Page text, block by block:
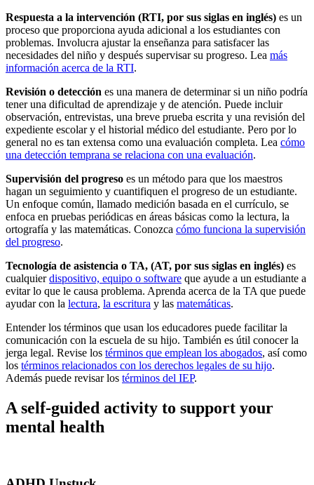
Respuesta a la intervención (RTI, por sus siglas en inglés) es un
proceso que proporciona ayuda adicional a los estudiantes con
problemas. Involucra ajustar la enseñanza para satisfacer las
necesidades del niño y después supervisar su progreso. Lea más
información acerca de la RTI.
Revisión o detección es una manera de determinar si un niño podría
tener una dificultad de aprendizaje y de atención. Puede incluir
observación, entrevistas, una breve prueba escrita y una revisión del
expediente escolar y el historial médico del estudiante. Pero por lo
general no es tan extensa como una evaluación completa. Lea cómo
una detección temprana se relaciona con una evaluación.
Supervisión del progreso es un método para que los maestros
hagan un seguimiento y cuantifiquen el progreso de un estudiante.
Un enfoque común, llamado medición basada en el currículo, se
enfoca en pruebas periódicas en áreas básicas como la lectura, la
ortografía y las matemáticas. Conozca cómo funciona la supervisión
del progreso.
Tecnología de asistencia o TA, (AT, por sus siglas en inglés) es
cualquierdispositivo, equipo o software que ayude a un estudiante a
evitar lo que le causa problema. Aprenda acerca de la TA que puede
ayudar con la lectura, la escritura y las matemáticas.
Entender los términos que usan los educadores puede facilitar la
comunicación con la escuela de su hijo. También es útil conocer la
jerga legal. Revise los términos que emplean los abogados, así como
los términos relacionados con los derechos legales de su hijo.
Además puede revisar los términos del IEP.
A self-guided activity to support your
mental health